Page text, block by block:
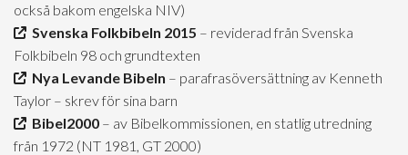
också bakom engelska NIV)
Svenska Folkbibeln 2015 – reviderad från Svenska
Folkbibeln 98 och grundtexten
Nya Levande Bibeln – parafrasöversättning av Kenneth
Taylor – skrev för sina barn
Bibel2000 – av Bibelkommissionen, en statlig utredning
från 1972 (NT 1981, GT 2000)